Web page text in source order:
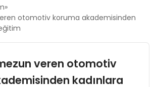
otomotiv koruma akademisinden
veren otomotiv
kadınlara